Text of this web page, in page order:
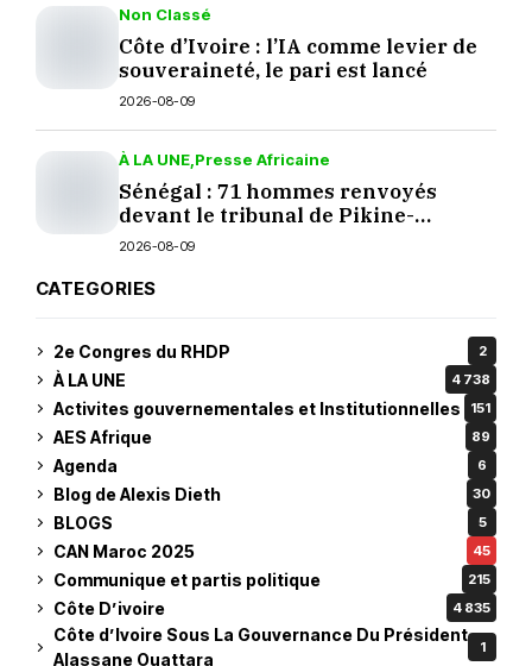
Non Classé
Côte d’Ivoire : l’IA comme levier de
souveraineté, le pari est lancé
2026-08-09
À LA UNE Presse Africaine
Sénégal : 71 hommes renvoyés
devant le tribunal de Pikine-
Guédiawaye
2026-08-09
CATEGORIES
2e Congres du RHDP 2
À LA UNE 4 738
Activites gouvernementales et Institutionnelles 151
AES Afrique 89
Agenda 6
Blog de Alexis Dieth 30
BLOGS 5
CAN Maroc 2025 45
Communique et partis politique 215
Côte D’ivoire 4 835
Côte d’Ivoire Sous La Gouvernance Du Président
Alassane Ouattara
1